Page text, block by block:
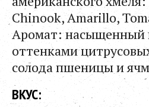
Chinook, Amarillo,
Аромат: насыщенный
оттенками
солода пшеницы и
ВКУС: